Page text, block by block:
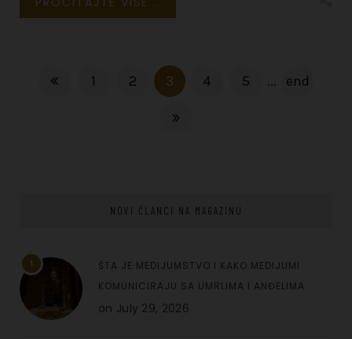
1 2 3 4 5 ... end
NOVI ČLANCI NA MAGAZINU
1
ŠTA JE MEDIJUMSTVO I KAKO MEDIJUMI
KOMUNICIRAJU SA UMRLIMA I ANĐELIMA
on July 29, 2026